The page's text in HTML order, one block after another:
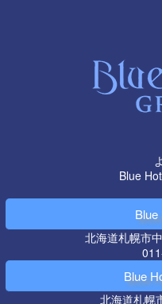
Blue
Blue
北海道札幌市
Blue
北海道札幌